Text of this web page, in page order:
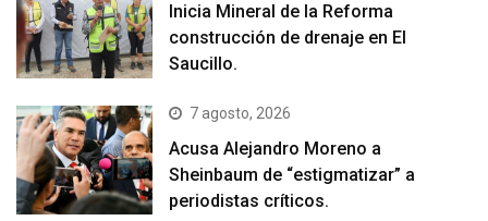
Inicia Mineral de la Reforma
construcción de drenaje en El
Saucillo.
7 agosto, 2026
Acusa Alejandro Moreno a
Sheinbaum de “estigmatizar” a
periodistas críticos.